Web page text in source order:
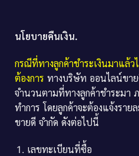
นโยบายคืนเงิน.
กรณีที่ทางลูกค้าชำระเงินมาแล้ว
ต้องการ ทางบริษัท ออนไลน์ขา
จำนวนตามที่ทางลูกค้าชำระมา
ทำการ โดยลูกค้าจะต้องแจ้งรา
ขายดี จำกัด ดังต่อไปนี้
เลขทะเบียนที่ซื้อ